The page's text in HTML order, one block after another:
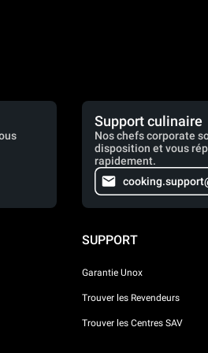
Support culinaire
Nos chefs corporate
disposition et vous
rapidement.
SUPPORT
Garantie Unox
Trouver les Revendeurs
Trouver les Centres SAV